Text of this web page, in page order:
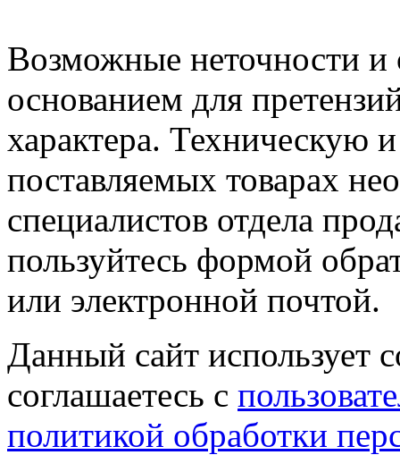
Возможные неточности и
основанием для
характера.
поставляемых товарах
специалистов отдела
пользуйтесь формой
или электронной почтой.
Данный сайт использует
соглашаетесь с
политикой обработки